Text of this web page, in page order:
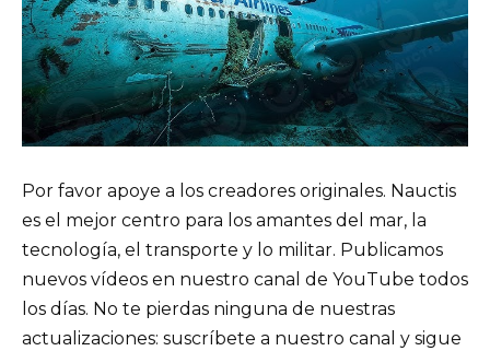
Por favor apoye a los creadores originales. Nauctis
es el mejor centro para los amantes del mar, la
tecnología, el transporte y lo militar. Publicamos
nuevos vídeos en nuestro canal de YouTube todos
los días. No te pierdas ninguna de nuestras
actualizaciones: suscríbete a nuestro canal y sigue